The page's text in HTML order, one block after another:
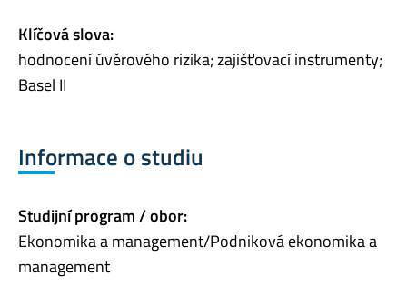
Klíčová slova:
hodnocení úvěrového rizika; zajišťovací instrumenty;
Basel II
Informace o studiu
Studijní program / obor:
Ekonomika a management/Podniková ekonomika a
management